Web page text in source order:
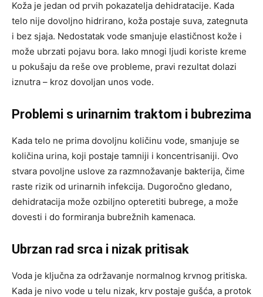
Koža je jedan od prvih pokazatelja dehidratacije. Kada
telo nije dovoljno hidrirano, koža postaje suva, zategnuta
i bez sjaja. Nedostatak vode smanjuje elastičnost kože i
može ubrzati pojavu bora. Iako mnogi ljudi koriste kreme
u pokušaju da reše ove probleme, pravi rezultat dolazi
iznutra – kroz dovoljan unos vode.
Problemi s urinarnim traktom i bubrezima
Kada telo ne prima dovoljnu količinu vode, smanjuje se
količina urina, koji postaje tamniji i koncentrisaniji. Ovo
stvara povoljne uslove za razmnožavanje bakterija, čime
raste rizik od urinarnih infekcija. Dugoročno gledano,
dehidratacija može ozbiljno opteretiti bubrege, a može
dovesti i do formiranja bubrežnih kamenaca.
Ubrzan rad srca i nizak pritisak
Voda je ključna za održavanje normalnog krvnog pritiska.
Kada je nivo vode u telu nizak, krv postaje gušća, a protok